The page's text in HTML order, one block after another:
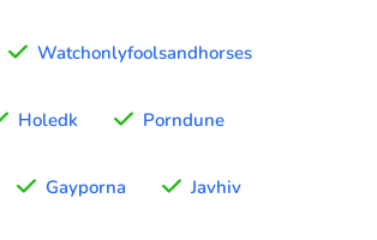
Watchonlyfoolsandhorses
Holedk Porndune
Gayporna Javhiv